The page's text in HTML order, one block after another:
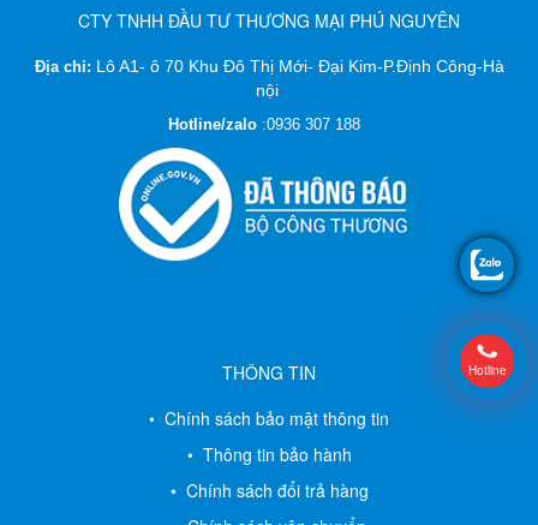
CTY TNHH ĐẦU TƯ THƯƠNG MẠI PHÚ NGUYÊN
Địa chỉ: Lô A1- ô 70 Khu Đô Thị Mới- Đại Kim-P.Định Công-Hà
nội
Hotline/zalo :0936 307 188
THÔNG TIN
• Chính sách bảo mật thông tin
• Thông tin bảo hành
• Chính sách đổi trả hàng
Hotline